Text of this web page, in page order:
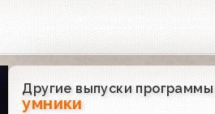
Другие выпуски программы
умники